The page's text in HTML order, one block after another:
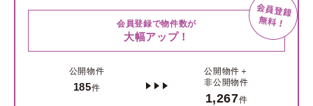
会員登録で物件数が
大幅アップ！
公開物件
185件
公開物件＋
非公開物件
1,267件